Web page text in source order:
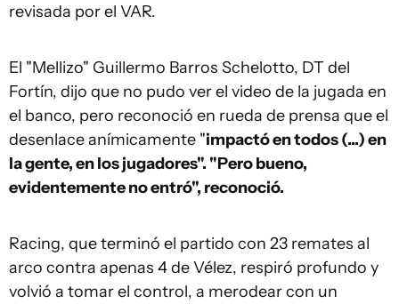
revisada por el VAR.
El "Mellizo" Guillermo Barros Schelotto, DT del
Fortín, dijo que no pudo ver el video de la jugada en
el banco, pero reconoció en rueda de prensa que el
desenlace anímicamente "impactó en todos (...) en
la gente, en los jugadores". "Pero bueno,
evidentemente no entró", reconoció.
Racing, que terminó el partido con 23 remates al
arco contra apenas 4 de Vélez, respiró profundo y
volvió a tomar el control, a merodear con un